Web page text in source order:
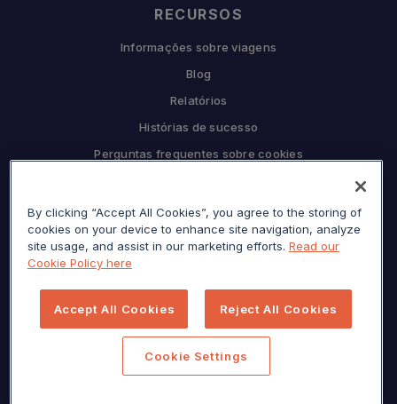
RECURSOS
Informações sobre viagens
Blog
Relatórios
Histórias de sucesso
Perguntas frequentes sobre cookies
Por que Sojern
Prensa
Centro de privacidade
By clicking “Accept All Cookies”, you agree to the storing of
cookies on your device to enhance site navigation, analyze
site usage, and assist in our marketing efforts. Read our
Cookie Policy here
Accept All Cookies Reject All Cookies
Cookie Settings